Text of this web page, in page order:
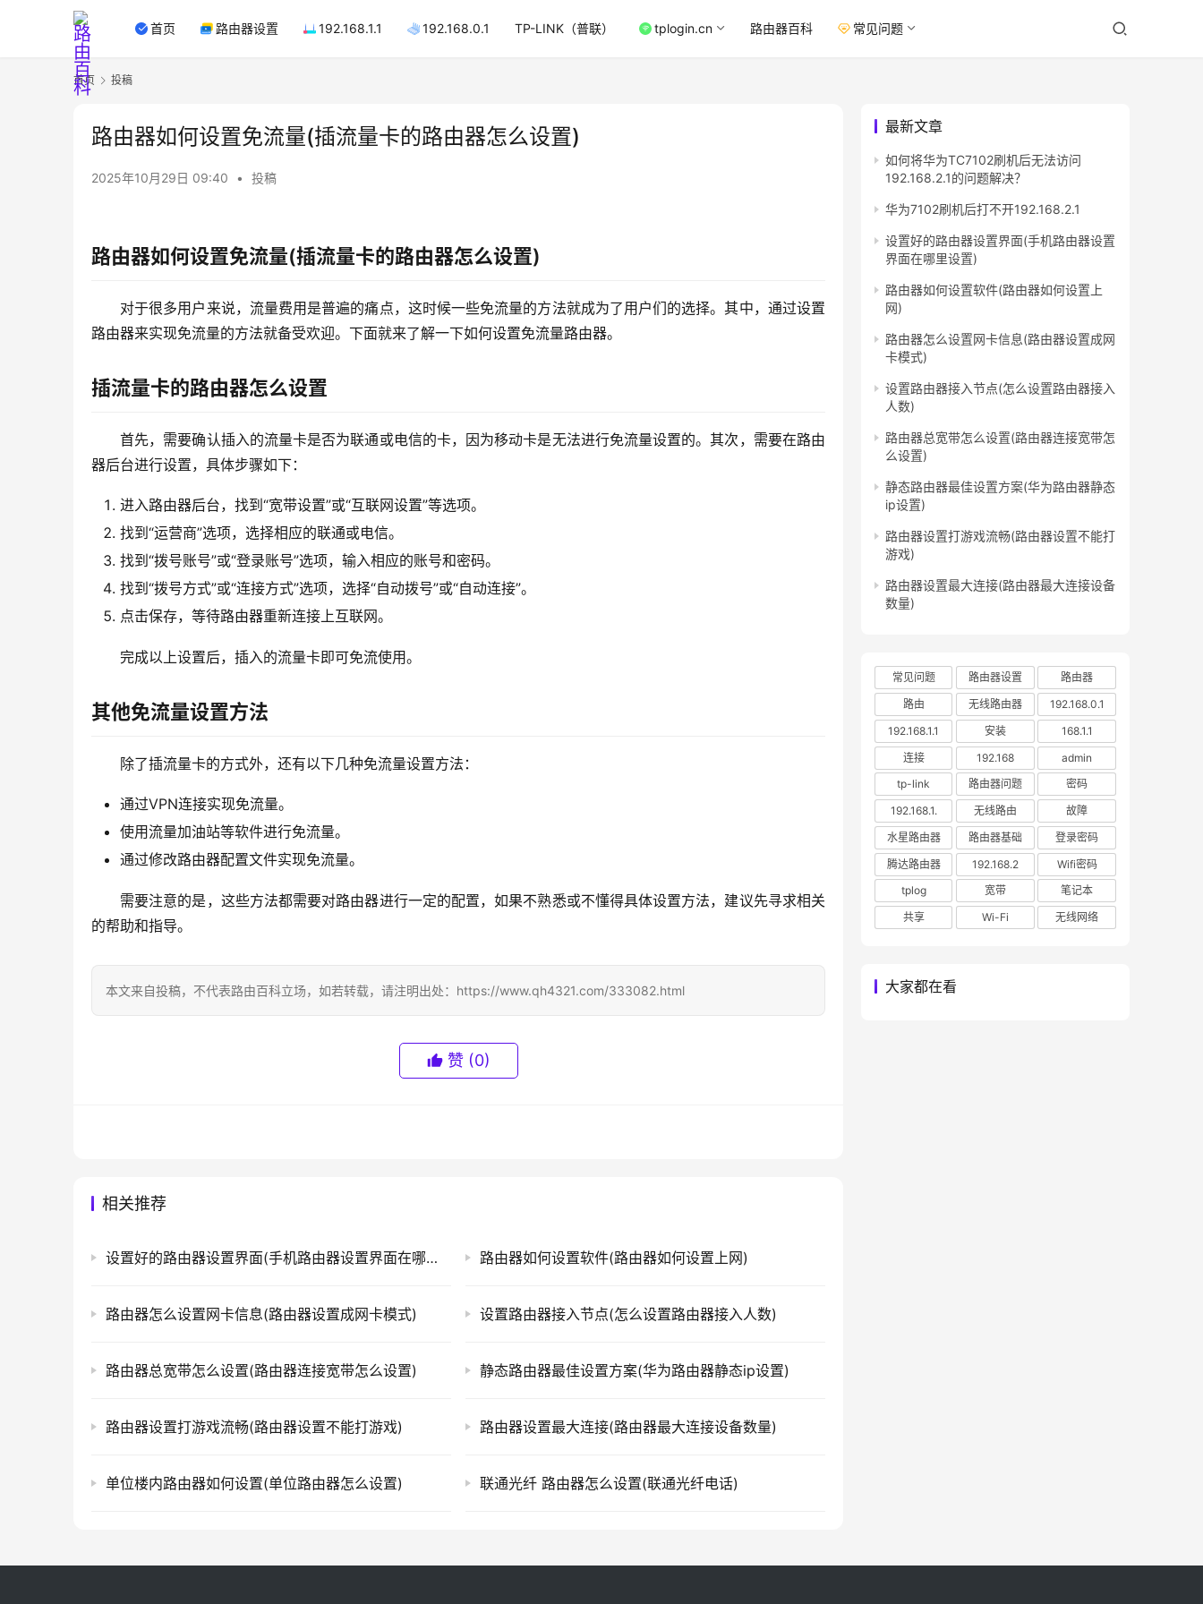
首页 路由器设置 192.168.1.1 192.168.0.1 TP-LINK（普联） tplogin.cn 路由器百科 常见问题
首页 投稿
路由器如何设置免流量(插流量卡的路由器怎么设置)
2025年10月29日 09:40 • 投稿
路由器如何设置免流量(插流量卡的路由器怎么设置)
对于很多用户来说，流量费用是普遍的痛点，这时候一些免流量的方法就成为了用户们的选择。其中，通过设置
路由器来实现免流量的方法就备受欢迎。下面就来了解一下如何设置免流量路由器。
插流量卡的路由器怎么设置
首先，需要确认插入的流量卡是否为联通或电信的卡，因为移动卡是无法进行免流量设置的。其次，需要在路由
器后台进行设置，具体步骤如下：
进入路由器后台，找到“宽带设置”或“互联网设置”等选项。
找到“运营商”选项，选择相应的联通或电信。
找到“拨号账号”或“登录账号”选项，输入相应的账号和密码。
找到“拨号方式”或“连接方式”选项，选择“自动拨号”或“自动连接”。
点击保存，等待路由器重新连接上互联网。
完成以上设置后，插入的流量卡即可免流使用。
其他免流量设置方法
除了插流量卡的方式外，还有以下几种免流量设置方法：
通过VPN连接实现免流量。
使用流量加油站等软件进行免流量。
通过修改路由器配置文件实现免流量。
需要注意的是，这些方法都需要对路由器进行一定的配置，如果不熟悉或不懂得具体设置方法，建议先寻求相关
的帮助和指导。
本文来自投稿，不代表路由百科立场，如若转载，请注明出处：https://www.qh4321.com/333082.html
赞 (0)
相关推荐
设置好的路由器设置界面(手机路由器设置界面在哪里设置) 路由器如何设置软件(路由器如何设置上网)
路由器怎么设置网卡信息(路由器设置成网卡模式) 设置路由器接入节点(怎么设置路由器接入人数)
路由器总宽带怎么设置(路由器连接宽带怎么设置) 静态路由器最佳设置方案(华为路由器静态ip设置)
路由器设置打游戏流畅(路由器设置不能打游戏) 路由器设置最大连接(路由器最大连接设备数量)
单位楼内路由器如何设置(单位路由器怎么设置) 联通光纤 路由器怎么设置(联通光纤电话)
最新文章
如何将华为TC7102刷机后无法访问
192.168.2.1的问题解决？
华为7102刷机后打不开192.168.2.1
设置好的路由器设置界面(手机路由器设置
界面在哪里设置)
路由器如何设置软件(路由器如何设置上
网)
路由器怎么设置网卡信息(路由器设置成网
卡模式)
设置路由器接入节点(怎么设置路由器接入
人数)
路由器总宽带怎么设置(路由器连接宽带怎
么设置)
静态路由器最佳设置方案(华为路由器静态
ip设置)
路由器设置打游戏流畅(路由器设置不能打
游戏)
路由器设置最大连接(路由器最大连接设备
数量)
常见问题 路由器设置
路由器
路由
无线路由器
192.168.0.1
192.168.1.1
安装
168.1.1
连接
192.168
admin
tp-link
路由器问题
密码
192.168.1.
无线路由
故障
水星路由器
路由器基础
登录密码
腾达路由器
192.168.2
Wifi密码
tplog
宽带
笔记本
共享
Wi-Fi 无线网络
大家都在看